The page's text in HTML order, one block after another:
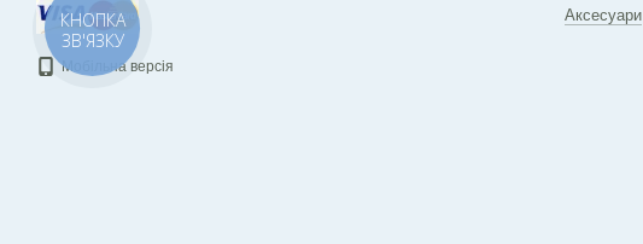
Мобільна версія
Аксесуари
КНОПКА
ЗВ'ЯЗКУ